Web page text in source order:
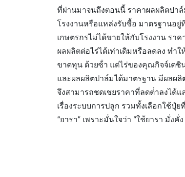
ที่ผ่านมาจนถึงตอนนี้ ราคาผลผลิตปา
โรงงานหรือแหล่งรับซื้อ มาตรฐานอ
เกษตรกรไม่ได้ขายให้กับโรงงาน รา
ผลผลิตต่อไร่ได้เท่าเดิมหรือลดลง ทํา
ขาดทุน ด้วยซ้ํา แต่ไร่ของคุณกิจจ์เตชิ
และผลผลิตปาล์มได้มาตรฐาน มีผลผ
จึงสามารถชดเชยราคาที่ลดต่ําลงได้
เรื่องระบบการปลูก รวมทั้งเลือกใช้ปุ๋
“ยารา” เพราะมั่นใจว่า “ใช้ยารา มั่ง